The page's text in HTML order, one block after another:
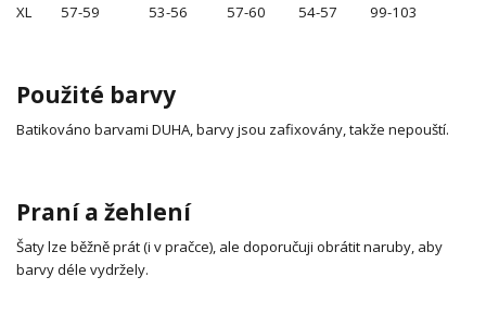
XL 57-59 53-56 57-60 54-57 99-103
Použité barvy
Batikováno barvami DUHA, barvy jsou zafixovány, takže nepouští.
Praní a žehlení
Šaty lze běžně prát (i v pračce), ale doporučuji obrátit naruby, aby
barvy déle vydržely.